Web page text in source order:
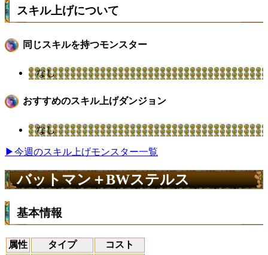
スキル上げについて
同じスキルを持つモンスター
なし
おすすめのスキル上げダンジョン
なし
▶今週のスキル上げモンスター一覧
バットマン＋BWステルス
基本情報
属性 タイプ
コスト